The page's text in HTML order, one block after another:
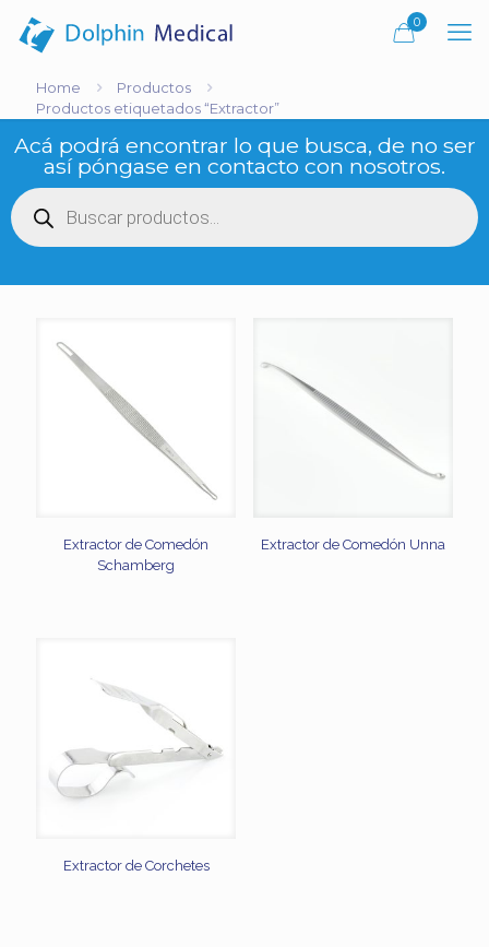
0
Home
Productos
Productos etiquetados “Extractor”
Acá podrá encontrar lo que busca, de no ser
así póngase en contacto con nosotros.
Búsqueda
de
productos
Extractor de Comedón
Schamberg
Extractor de Comedón Unna
Extractor de Corchetes